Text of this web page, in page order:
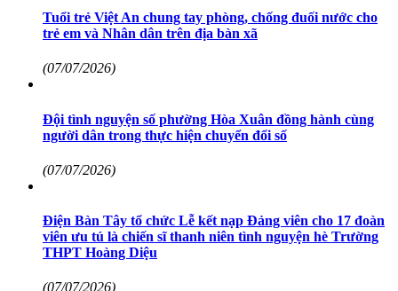
Tuổi trẻ Việt An chung tay phòng, chống đuối nước cho
trẻ em và Nhân dân trên địa bàn xã
(07/07/2026)
Đội tình nguyện số phường Hòa Xuân đồng hành cùng
người dân trong thực hiện chuyển đổi số
(07/07/2026)
Điện Bàn Tây tổ chức Lễ kết nạp Đảng viên cho 17 đoàn
viên ưu tú là chiến sĩ thanh niên tình nguyện hè Trường
THPT Hoàng Diệu
(07/07/2026)